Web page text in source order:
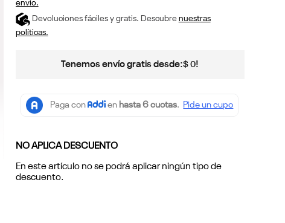
envío.
Devoluciones fáciles y gratis. Descubre nuestras
políticas.
Tenemos envío gratis desde:$ 0!
NO APLICA DESCUENTO
En este artículo no se podrá aplicar ningún tipo de
descuento.